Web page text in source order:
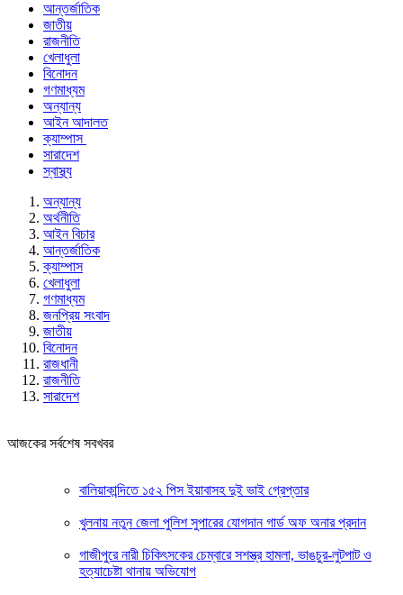
আন্তর্জাতিক
জাতীয়
রাজনীতি
খেলাধুলা
বিনোদন
গণমাধ্যম
অন্যান্য
আইন আদালত
ক্যাম্পাস
সারাদেশ
স্বাস্থ্য
অন্যান্য
অর্থনীতি
আইন বিচার
আন্তর্জাতিক
ক্যাম্পাস
খেলাধুলা
গণমাধ্যম
জনপ্রিয় সংবাদ
জাতীয়
বিনোদন
রাজধানী
রাজনীতি
সারাদেশ
আজকের সর্বশেষ সবখবর
বালিয়াকান্দিতে ১৫২ পিস ইয়াবাসহ দুই ভাই গ্রেপ্তার
খুলনায় নতুন জেলা পুলিশ সুপারের যোগদান গার্ড অফ অনার প্রদান
গাজীপুরে নারী চিকিৎসকের চেম্বারে সশস্ত্র হামলা, ভাঙচুর-লুটপাট ও
হত্যাচেষ্টা থানায় অভিযোগ